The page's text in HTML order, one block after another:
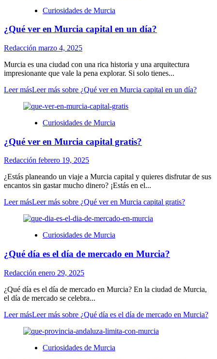
Curiosidades de Murcia
¿Qué ver en Murcia capital en un día?
Redacción marzo 4, 2025
Murcia es una ciudad con una rica historia y una arquitectura
impresionante que vale la pena explorar. Si solo tienes...
Leer másLeer más sobre ¿Qué ver en Murcia capital en un día?
Curiosidades de Murcia
¿Qué ver en Murcia capital gratis?
Redacción febrero 19, 2025
¿Estás planeando un viaje a Murcia capital y quieres disfrutar de sus
encantos sin gastar mucho dinero? ¡Estás en el...
Leer másLeer más sobre ¿Qué ver en Murcia capital gratis?
Curiosidades de Murcia
¿Qué día es el día de mercado en Murcia?
Redacción enero 29, 2025
¿Qué día es el día de mercado en Murcia? En la ciudad de Murcia,
el día de mercado se celebra...
Leer másLeer más sobre ¿Qué día es el día de mercado en Murcia?
Curiosidades de Murcia